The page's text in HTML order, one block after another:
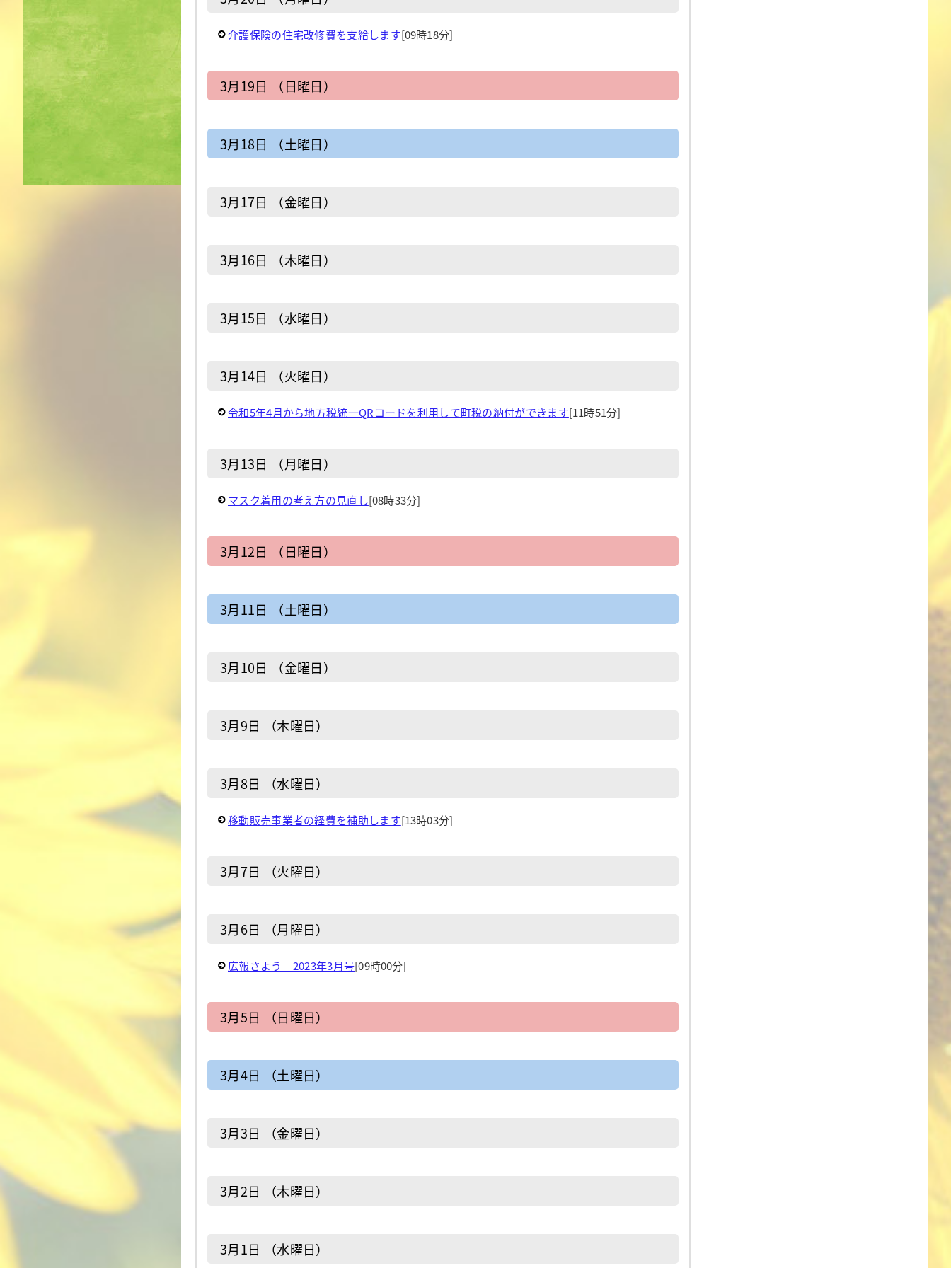
介護保険の住宅改修費を支給します[09時18分]
3月19日 （日曜日）
3月18日 （土曜日）
3月17日 （金曜日）
3月16日 （木曜日）
3月15日 （水曜日）
3月14日 （火曜日）
令和5年4月から地方税統一QRコードを利用して町税の納付ができます[11時51分]
3月13日 （月曜日）
マスク着用の考え方の見直し[08時33分]
3月12日 （日曜日）
3月11日 （土曜日）
3月10日 （金曜日）
3月9日 （木曜日）
3月8日 （水曜日）
移動販売事業者の経費を補助します[13時03分]
3月7日 （火曜日）
3月6日 （月曜日）
広報さよう 2023年3月号[09時00分]
3月5日 （日曜日）
3月4日 （土曜日）
3月3日 （金曜日）
3月2日 （木曜日）
3月1日 （水曜日）